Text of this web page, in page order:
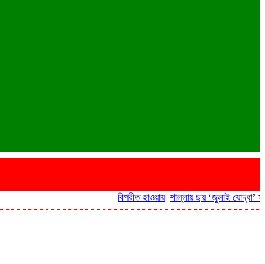
বিপরীত হাওয়ায় শাল্লায় ছয় ‘জুলাই যোদ্ধা’